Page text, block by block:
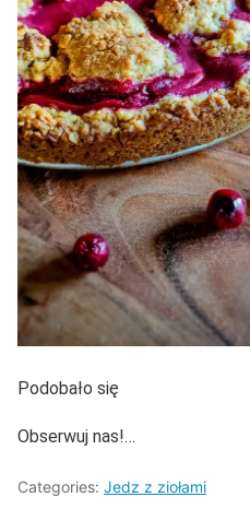
Podobało się
Obserwuj nas!…
Categories: Jedz z ziołami